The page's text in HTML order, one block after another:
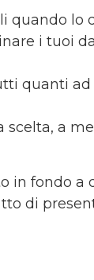
quando lo
i tuoi
quanti
a
in fondo a
di